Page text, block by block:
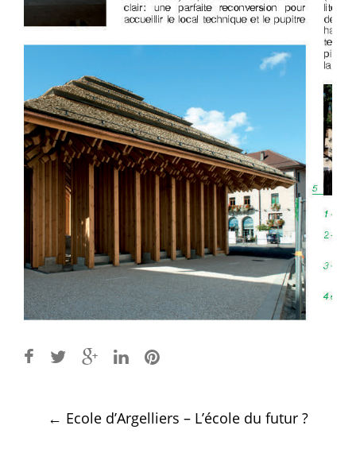
Post
navigation
← Ecole d’Argelliers – L’école du futur ?